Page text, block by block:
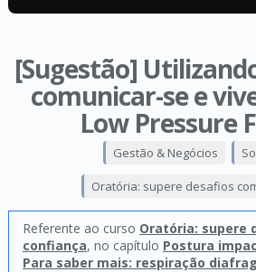
[Sugestão]
comunicar-se e
Low Pressure
Gestão & Negócios
Oratória: supere desafios
Referente ao curso Oratória: supere
confiança, no capítulo Postura
Para saber mais: respiração